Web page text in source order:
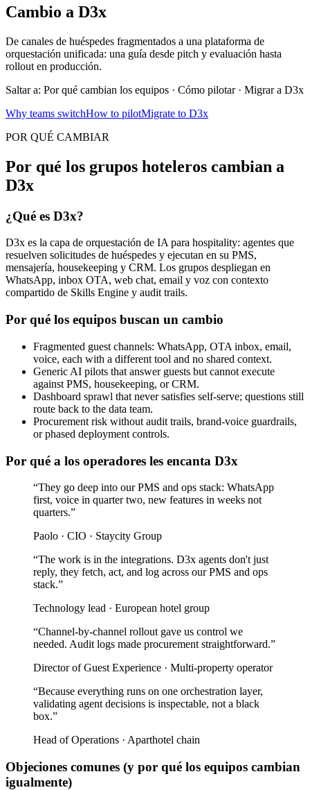
Cambio a D3x
De canales de huéspedes fragmentados a una plataforma de
orquestación unificada: una guía desde pitch y evaluación hasta
rollout en producción.
Saltar a: Por qué cambian los equipos · Cómo pilotar · Migrar a D3x
Why teams switchHow to pilotMigrate to D3x
POR QUÉ CAMBIAR
Por qué los grupos hoteleros cambian a
D3x
¿Qué es D3x?
D3x es la capa de orquestación de IA para hospitality: agentes que
resuelven solicitudes de huéspedes y ejecutan en su PMS,
mensajería, housekeeping y CRM. Los grupos despliegan en
WhatsApp, inbox OTA, web chat, email y voz con contexto
compartido de Skills Engine y audit trails.
Por qué los equipos buscan un cambio
Fragmented guest channels: WhatsApp, OTA inbox, email,
voice, each with a different tool and no shared context.
Generic AI pilots that answer guests but cannot execute
against PMS, housekeeping, or CRM.
Dashboard sprawl that never satisfies self-serve; questions still
route back to the data team.
Procurement risk without audit trails, brand-voice guardrails,
or phased deployment controls.
Por qué a los operadores les encanta D3x
“They go deep into our PMS and ops stack: WhatsApp
first, voice in quarter two, new features in weeks not
quarters.”
Paolo · CIO · Staycity Group
“The work is in the integrations. D3x agents don't just
reply, they fetch, act, and log across our PMS and ops
stack.”
Technology lead · European hotel group
“Channel-by-channel rollout gave us control we
needed. Audit logs made procurement straightforward.”
Director of Guest Experience · Multi-property operator
“Because everything runs on one orchestration layer,
validating agent decisions is inspectable, not a black
box.”
Head of Operations · Aparthotel chain
Objeciones comunes (y por qué los equipos cambian
igualmente)